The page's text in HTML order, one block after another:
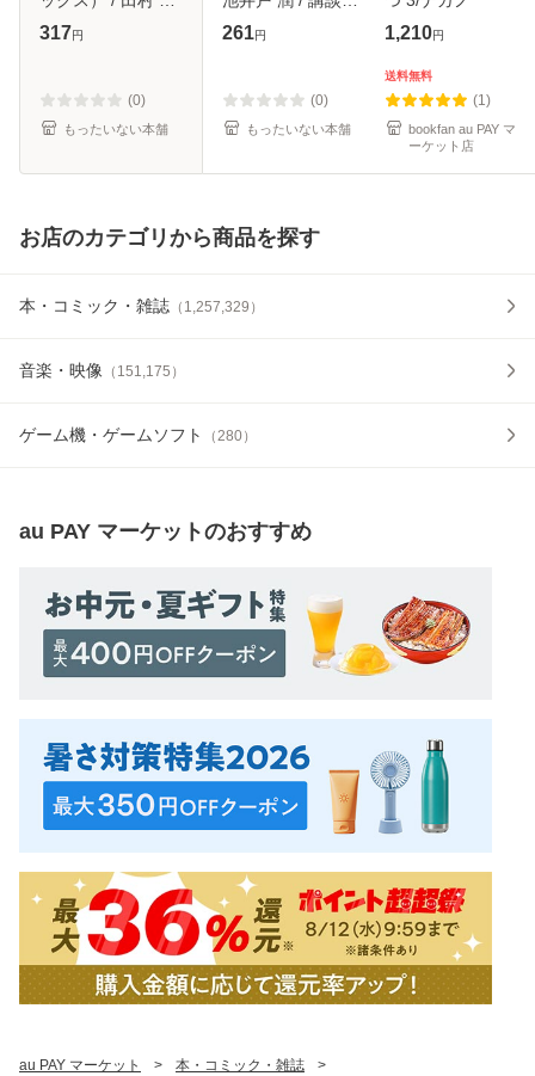
美 / 小学館 [コミッ
317円
(0)
もったいない本舗
[文庫]【メール便送
261円
(0)
もったいない本舗
1,210円
送料無料
(1)
bookfan au PAY マ
ーケット店
お店のカテゴリから商品を探す
本・コミック・雑誌 （ 1,257,329 ）
音楽・映像 （ 151,175 ）
ゲーム機・ゲームソフト （280）
au PAY マーケットのおすすめ
au PAY マーケット > 本・コミック・雑誌
>